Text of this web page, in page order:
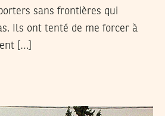
sans frontières qui
Ils ont tenté de me forcer à
[…]